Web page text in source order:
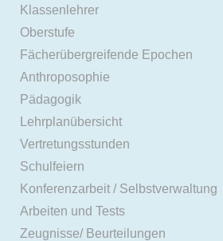
Klassenlehrer
Oberstufe
Fächerübergreifende Epochen
Anthroposophie
Pädagogik
Lehrplanübersicht
Vertretungsstunden
Schulfeiern
Konferenzarbeit / Selbstverwaltung
Arbeiten und Tests
Zeugnisse/ Beurteilungen